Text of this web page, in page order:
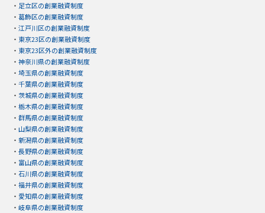
・ 足立区の創業融資制度
・ 葛飾区の創業融資制度
・ 江戸川区の創業融資制度
・ 東京23区の創業融資制度
・ 東京23区外の創業融資制度
・ 神奈川県の創業融資制度
・ 埼玉県の創業融資制度
・ 千葉県の創業融資制度
・ 茨城県の創業融資制度
・ 栃木県の創業融資制度
・ 群馬県の創業融資制度
・ 山梨県の創業融資制度
・ 新潟県の創業融資制度
・ 長野県の創業融資制度
・ 富山県の創業融資制度
・ 石川県の創業融資制度
・ 福井県の創業融資制度
・ 愛知県の創業融資制度
・ 岐阜県の創業融資制度